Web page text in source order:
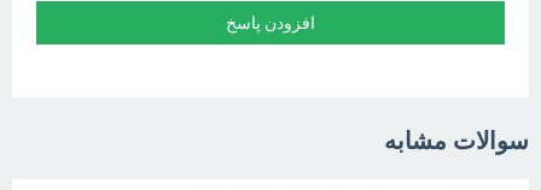
سوالات مشابه